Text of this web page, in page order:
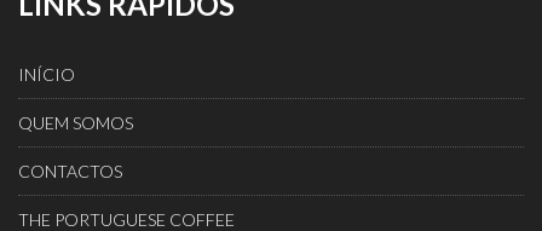
INÍCIO
QUEM SOMOS
CONTACTOS
THE PORTUGUESE COFFEE